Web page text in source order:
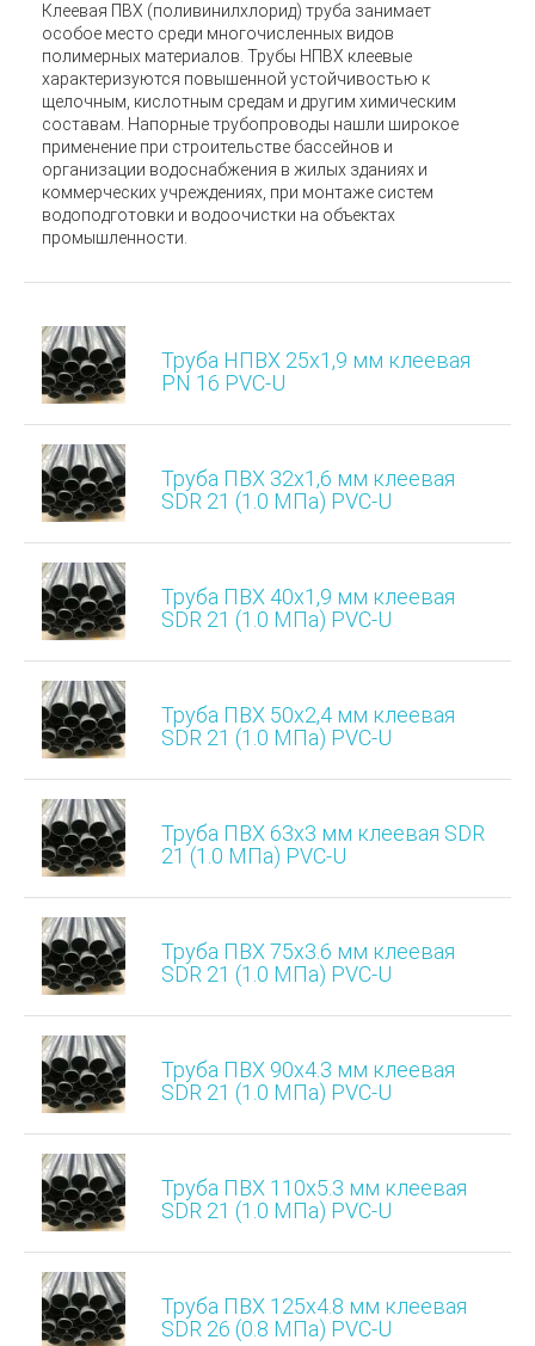
Клеевая ПВХ (поливинилхлорид) труба занимает
особое место среди многочисленных видов
полимерных материалов. Трубы НПВХ клеевые
характеризуются повышенной устойчивостью к
щелочным, кислотным средам и другим химическим
составам. Напорные трубопроводы нашли широкое
применение при строительстве бассейнов и
организации водоснабжения в жилых зданиях и
коммерческих учреждениях, при монтаже систем
водоподготовки и водоочистки на объектах
промышленности.
Труба НПВХ 25х1,9 мм клеевая
PN 16 PVC-U
Труба ПВХ 32х1,6 мм клеевая
SDR 21 (1.0 МПа) PVC-U
Труба ПВХ 40х1,9 мм клеевая
SDR 21 (1.0 МПа) PVC-U
Труба ПВХ 50х2,4 мм клеевая
SDR 21 (1.0 МПа) PVC-U
Труба ПВХ 63х3 мм клеевая SDR
21 (1.0 МПа) PVC-U
Труба ПВХ 75х3.6 мм клеевая
SDR 21 (1.0 МПа) PVC-U
Труба ПВХ 90х4.3 мм клеевая
SDR 21 (1.0 МПа) PVC-U
Труба ПВХ 110х5.3 мм клеевая
SDR 21 (1.0 МПа) PVC-U
Труба ПВХ 125х4.8 мм клеевая
SDR 26 (0.8 МПа) PVC-U